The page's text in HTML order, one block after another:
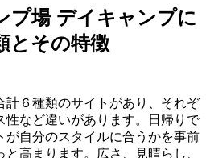
プ場 デイキャンプに
とその特徴
計６種類のサイトがあり、それぞ
性など違いがあります。日帰りで
が自分のスタイルに合うかを事前
高まります。広さ、見晴らし、